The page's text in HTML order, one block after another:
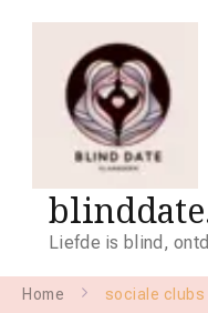
Liefde is blind,
Home sociale clubs